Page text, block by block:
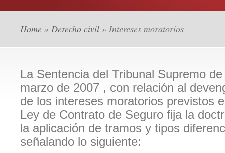
Home » Derecho civil » Intereses moratorios
La Sentencia del Tribunal Supremo
marzo de 2007 , con relación al
de los intereses moratorios previstos
Ley de Contrato de Seguro fija la
la aplicación de tramos y tipos
señalando lo siguiente: